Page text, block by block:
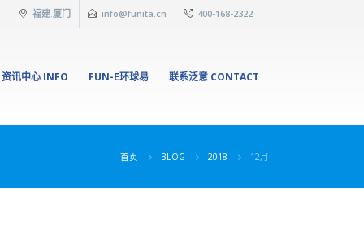
福建.厦门 info@funita.cn 400-168-2322
资讯中心 INFO FUN-E环球易 联系泛意 CONTACT
首页 BLOG 2018 12月